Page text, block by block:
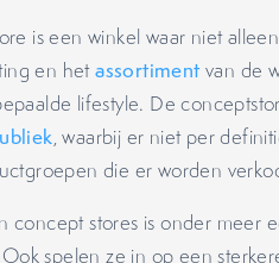
is een winkel waar niet
en hetassortiment van de
lifestyle. De
, waarbij er niet per
die er worden
concept stores is onder meer
spelen ze in op een